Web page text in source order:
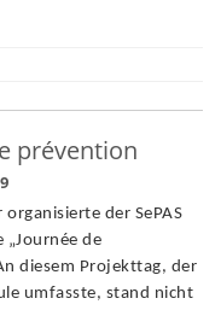
prévention
der SePAS
„Journée de
diesem Projekttag, der
umfasste, stand nicht